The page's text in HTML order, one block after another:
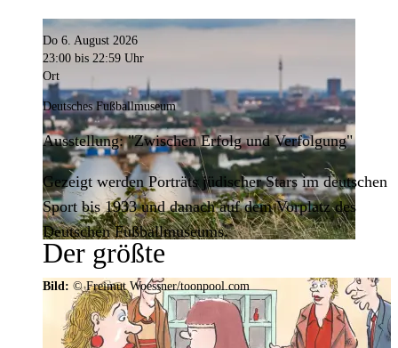
Der größte
Veranstaltungskalender der
Region
Do 6. August 2026
23:00 bis 22:59 Uhr
Ort
Deutsches Fußballmuseum
Ausstellung: "Zwischen Erfolg und Verfolgung"
Gezeigt werden Porträts jüdischer Stars im deutschen
Sport bis 1933 und danach auf dem Vorplatz des
Deutschen Fußballmuseums.
Bild: © Freimut Woessner/toonpool.com